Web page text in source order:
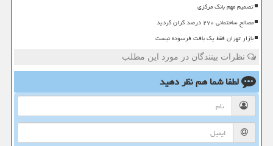
تصمیم مهم بانک مرکزی
مصالح ساختمانی ۲۷۰ درصد گران گردید
بازار تهران فقط یک بافت فرسوده نیست
نظرات بینندگان در مورد این مطلب
لطفا شما همنظر دهید